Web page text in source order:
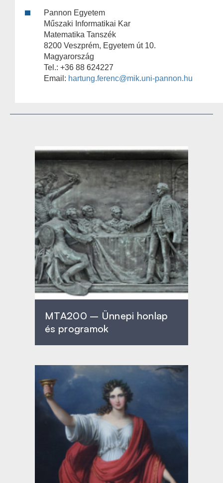
Pannon Egyetem
Műszaki Informatikai Kar
Matematika Tanszék
8200 Veszprém, Egyetem út 10.
Magyarország
Tel.: +36 88 624227
Email: hartung.ferenc@mik.uni-pannon.hu
MTA200 – Ünnepi honlap
és programok